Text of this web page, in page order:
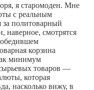
я старомоден. Мне
с реальным
за политоварный
наверное, смотрятся
корзина
минимум
товаров —
которая
насколько вижу, в